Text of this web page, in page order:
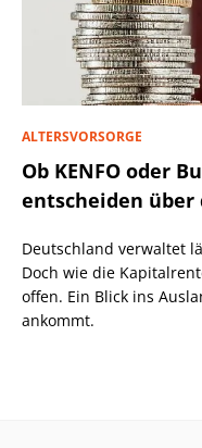
ALTERSVORSORGE
Ob KENFO oder
entscheiden
Deutschland verwaltet
Doch wie die
offen. Ein Blick ins
ankommt.